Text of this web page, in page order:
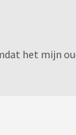
het mijn